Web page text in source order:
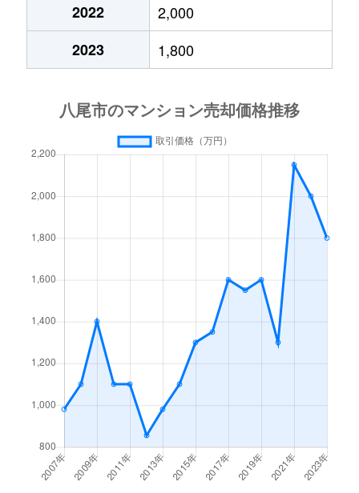
1,900万円 八尾南
東本町
3,600万円 近鉄八尾
河内山本
1,800万円 近鉄八尾
徒歩3分
徒歩6分
徒歩7分
本町
近鉄八尾
徒歩6分
本町
近鉄八尾
徒歩9分
南木の本
1,600万円
南久宝寺
3,200万円
南久宝寺
820万円 久宝寺
徒歩5分
南久宝寺
3,100万円 久宝寺
徒歩12分
2022
2,000
2023
1,800